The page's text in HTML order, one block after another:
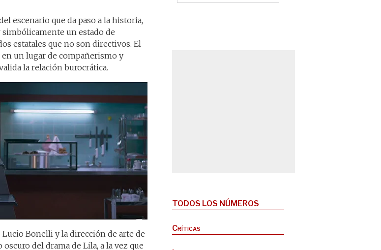
escenario que da paso a la historia,
un estado de
estatales que no son directivos. El
un lugar de compañerismo y
la relación burocrática.
Bonelli y la dirección de arte de
del drama de Lila, a la vez que
TODOS LOS NÚMEROS
Críticas